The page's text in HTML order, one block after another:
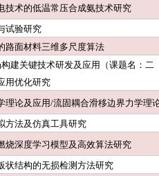
技术的低温常压合成氨技术研究
试验研究
路面材料三维多尺度算法
建关键技术研发及应用（课题名：二
用优化研究
理论及应用/流固耦合滑移边界力学理
方法及仿真工具研究
烧深度学习模型及高效算法研究
状结构的无损检测方法研究